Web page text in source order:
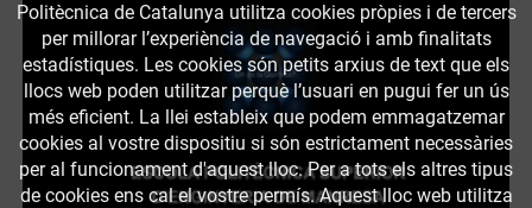
Politècnica de Catalunya utilitza cookies pròpies i de tercers
per millorar l’experiència de navegació i amb finalitats
estadístiques. Les cookies són petits arxius de text que els
llocs web poden utilitzar perquè l’usuari en pugui fer un ús
més eficient. La llei estableix que podem emmagatzemar
cookies al vostre dispositiu si són estrictament necessàries
per al funcionament d'aquest lloc. Per a tots els altres tipus
de cookies ens cal el vostre permís. Aquest lloc web utilitza